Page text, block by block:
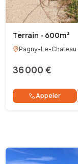
Terrain - 600m²
Pagny-Le-Chateau
36 000 €
Appeler